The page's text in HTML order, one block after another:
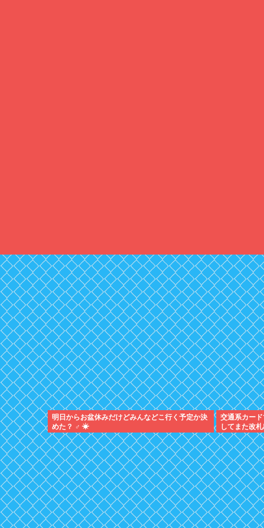
明日からお盆休みだけどみんなどこ行く予定か決
めた？ ‍♂ ☀
交通系カー
してまた改